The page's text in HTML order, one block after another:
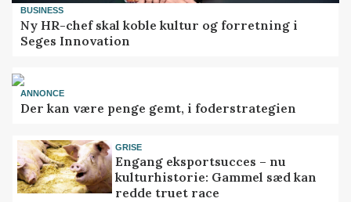
BUSINESS
Ny HR-chef skal koble kultur og forretning i
Seges Innovation
ANNONCE
Der kan være penge gemt, i foderstrategien
GRISE
Engang eksportsucces – nu
kulturhistorie: Gammel sæd kan
redde truet race